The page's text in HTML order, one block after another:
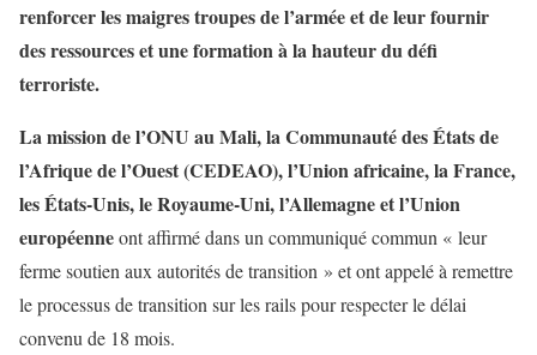
renforcer les maigres troupes de l’armée et de leur fournir
des ressources et une formation à la hauteur du défi
terroriste.
La mission de l’ONU au Mali, la Communauté des États de
l’Afrique de l’Ouest (CEDEAO), l’Union africaine, la France,
les États-Unis, le Royaume-Uni, l’Allemagne et l’Union
européenneont affirmé dans un communiqué commun « leur
ferme soutien aux autorités de transition » et ont appelé à remettre
le processus de transition sur les rails pour respecter le délai
convenu de 18 mois.